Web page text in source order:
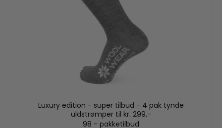
Luxury edition - super tilbud - 4 pak tynde
uldstrømper til kr. 299,-
98 - pakketilbud